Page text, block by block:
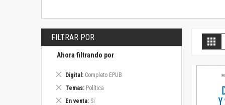
FILTRAR POR
Ahora filtrando por
Digital Completo EPUB
Eliminar
artículo
Temas Política
Eliminar
artículo
En venta Si
Eliminar